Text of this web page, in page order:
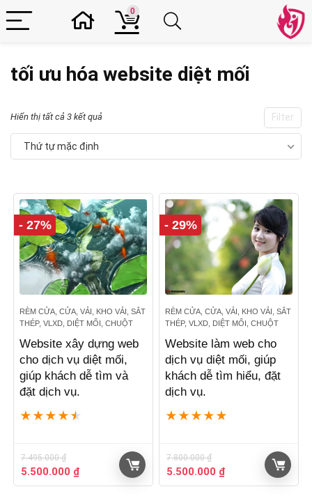
0
tối ưu hóa website diệt mối
Filter
Hiển thị tất cả 3 kết quả
Thứ tự mặc định
- 27%
RÈM CỬA, CỬA, VẢI, KHO VẢI, SẮT
THÉP, VLXD, DIỆT MỐI, CHUỘT
Website xây dựng web
cho dịch vụ diệt mối,
giúp khách dễ tìm và
đặt dịch vụ.
★ ★ ★ ★ ★
7.495.000₫
Giá
gốc
5.500.000 ₫Giá
hiện
- 29%
RÈM CỬA, CỬA, VẢI, KHO VẢI, SẮT
THÉP, VLXD, DIỆT MỐI, CHUỘT
Website làm web cho
dịch vụ diệt mối, giúp
khách dễ tìm hiểu, đặt
dịch vụ.
★ ★ ★ ★ ★
7.800.000₫
Giá
gốc
5.500.000 ₫Giá
hiện